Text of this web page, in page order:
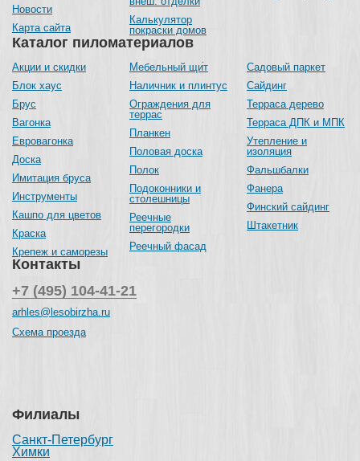
Каталог пиломатериалов
Акции и скидки
Блок хаус
Брус
Вагонка
Евровагонка
Доска
Имитация бруса
Инструменты
Кашпо для цветов
Краска
Крепеж и саморезы
Мебельный щит
Наличник и плинтус
Ограждения для
террас
Планкен
Половая доска
Полок
Подоконники и
столешницы
Реечные
перегородки
Реечный фасад
Садовый паркет
Сайдинг
Терраса дерево
Терраса ДПК и МПК
Утепление и
изоляция
Фальшбалки
Фанера
Финский сайдинг
Штакетник
Новости
Карта сайта
Калькулятор
покраски домов
Контакты
+7 (495) 104-41-21
arhles@lesobirzha.ru
Схема проезда
Филиалы
Санкт-Петербург
Химки